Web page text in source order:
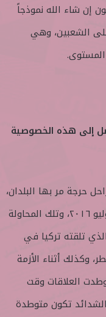
إن شاء الله نموذجاً
على الشعبين، وهي
إلى هذه الخصوصية
حرجة مر بها البلدان،
بالنسبة لتركيا نذكر الخامس عشر من يوليو ٢٠١٦، وتلك المحاولة
تلقته تركيا في
وكذلك أثناء الأزمة
العلاقات وقت
تكون متوطدة